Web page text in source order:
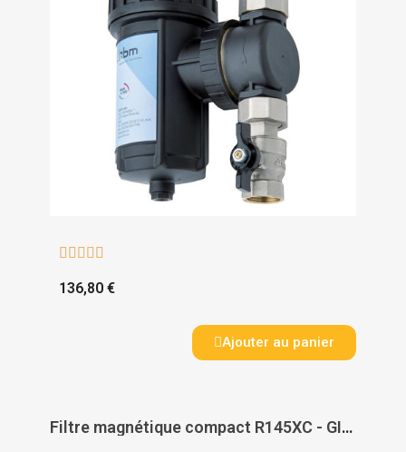
    
136,80 €
Ajouter au panier
Filtre magnétique compact R145XC - GIACOMINI